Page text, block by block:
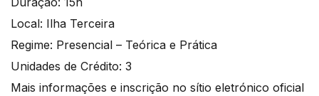
Local: Ilha Terceira
Regime: Presencial – Teórica e Prática
Unidades de Crédito: 3
Mais informações e inscrição no sítio eletrónico oficial